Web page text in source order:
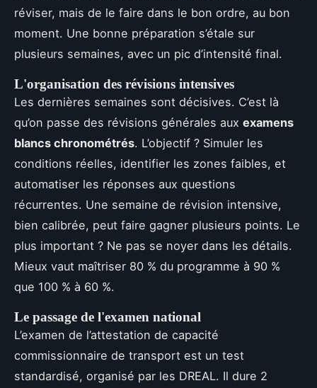
réviser, mais de le faire dans le bon ordre, au bon
moment. Une bonne préparation s’étale sur
plusieurs semaines, avec un pic d’intensité final.
L'organisation des révisions intensives
Les dernières semaines sont décisives. C’est là
qu’on passe des révisions générales aux examens
blancs chronométrés. L’objectif ? Simuler les
conditions réelles, identifier les zones faibles, et
automatiser les réponses aux questions
récurrentes. Une semaine de révision intensive,
bien calibrée, peut faire gagner plusieurs points. Le
plus important ? Ne pas se noyer dans les détails.
Mieux vaut maîtriser 80 % du programme à 90 %
que 100 % à 60 %.
Le passage de l'examen national
L’examen de l’attestation de capacité
commissionnaire de transport est un test
standardisé, organisé par les DREAL. Il dure 2